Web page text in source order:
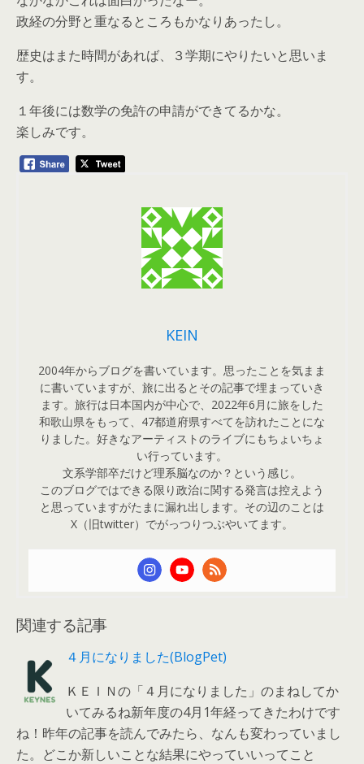
政経の分野と重なるところもかなりあったし。
歴史はまた時間があれば、３学期にやりたいと思いま
す。
１年後には数学の免許の申請ができてるかな。
楽しみです。
KEIN
2004年からブログを書いています。思ったことを気まま
に書いていますが、旅に出るとその記事で埋まっていき
ます。旅行は日本国内が中心で、2022年6月に旅をした
和歌山県をもって、47都道府県すべてを訪れたことにな
りました。好きなアーティストのライブにもちょいちょ
い行っています。
文系学部卒だけど理系脳なのか？という感じ。
このブログではできる限り政治に関する発言は控えよう
と思っていますがたまに漏れ出します。その辺のことは
X（旧twitter）でがっつりつぶやいてます。
関連する記事
４月になりました(BlogPet)
ＫＥＩＮの「４月になりました」のまねしてか
いてみるね新年度の4月1年経ってきたわけです
ね！昨年の記事を読んでみたら、なんも変わっていまし
た。どこか新しいことな結果にやっていいってこと